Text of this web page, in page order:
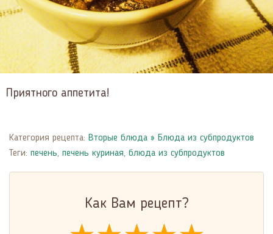
Приятного аппетита!
Категория рецепта: Вторые блюда » Блюда из субпродуктов
Теги: печень, печень куриная, блюда из субпродуктов
Как Вам рецепт?